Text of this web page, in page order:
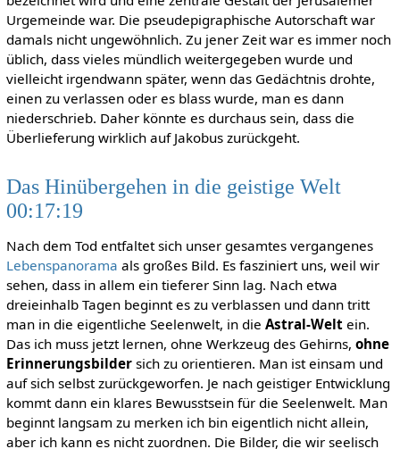
Urgemeinde war. Die pseudepigraphische Autorschaft war
damals nicht ungewöhnlich. Zu jener Zeit war es immer noch
üblich, dass vieles mündlich weitergegeben wurde und
vielleicht irgendwann später, wenn das Gedächtnis drohte,
einen zu verlassen oder es blass wurde, man es dann
niederschrieb. Daher könnte es durchaus sein, dass die
Überlieferung wirklich auf Jakobus zurückgeht.
Das Hinübergehen in die geistige Welt
00:17:19
Nach dem Tod entfaltet sich unser gesamtes vergangenes
Lebenspanorama als großes Bild. Es fasziniert uns, weil wir
sehen, dass in allem ein tieferer Sinn lag. Nach etwa
dreieinhalb Tagen beginnt es zu verblassen und dann tritt
man in die eigentliche Seelenwelt, in die Astral-Weltein.
Das ich muss jetzt lernen, ohne Werkzeug des Gehirns, ohne
Erinnerungsbildersich zu orientieren. Man ist einsam und
auf sich selbst zurückgeworfen. Je nach geistiger Entwicklung
kommt dann ein klares Bewusstsein für die Seelenwelt. Man
beginnt langsam zu merken ich bin eigentlich nicht allein,
aber ich kann es nicht zuordnen. Die Bilder, die wir seelisch